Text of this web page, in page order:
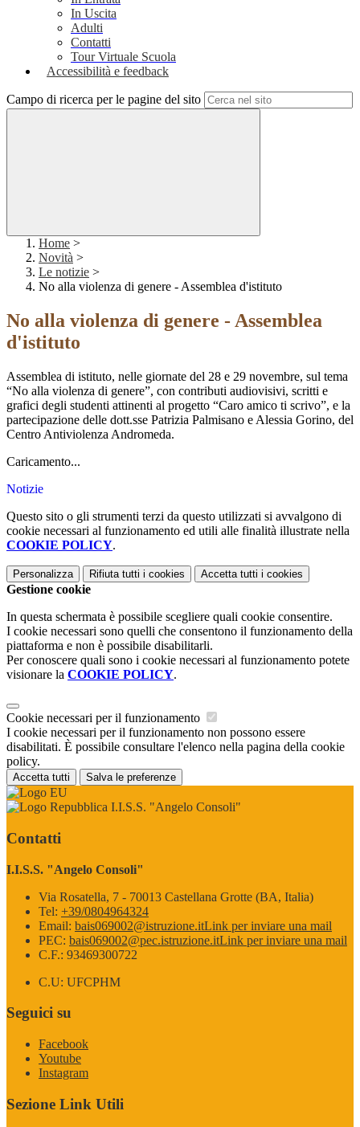
In Uscita
Adulti
Contatti
Tour Virtuale Scuola
Accessibilità e feedback
Campo di ricerca per le pagine del sito
Home >
Novità >
Le notizie >
No alla violenza di genere - Assemblea d'istituto
No alla violenza di genere - Assemblea
d'istituto
Assemblea di istituto, nelle giornate del 28 e 29 novembre, sul tema
“No alla violenza di genere”, con contributi audiovisivi, scritti e
grafici degli studenti attinenti al progetto “Caro amico ti scrivo”, e la
partecipazione delle dott.sse Patrizia Palmisano e Alessia Gorino, del
Centro Antiviolenza Andromeda.
Caricamento...
Notizie
Questo sito o gli strumenti terzi da questo utilizzati si avvalgono di
cookie necessari al funzionamento ed utili alle finalità illustrate nella
COOKIE POLICY.
Personalizza Rifiuta tutti i cookies Accetta tutti i cookies
Gestione cookie
In questa schermata è possibile scegliere quali cookie consentire.
I cookie necessari sono quelli che consentono il funzionamento della
piattaforma e non è possibile disabilitarli.
Per conoscere quali sono i cookie necessari al funzionamento potete
visionare la COOKIE POLICY.
Cookie necessari per il funzionamento
I cookie necessari per il funzionamento non possono essere
disabilitati. È possibile consultare l'elenco nella pagina della cookie
policy.
Accetta tutti Salva le preferenze
I.I.S.S. "Angelo Consoli"
Contatti
I.I.S.S. "Angelo Consoli"
Via Rosatella, 7 - 70013 Castellana Grotte (BA, Italia)
Tel: +39/0804964324
Email: bais069002@istruzione.itLink per inviare una mail
PEC: bais069002@pec.istruzione.itLink per inviare una mail
C.F.: 93469300722
C.U: UFCPHM
Seguici su
Facebook
Youtube
Instagram
Sezione Link Utili